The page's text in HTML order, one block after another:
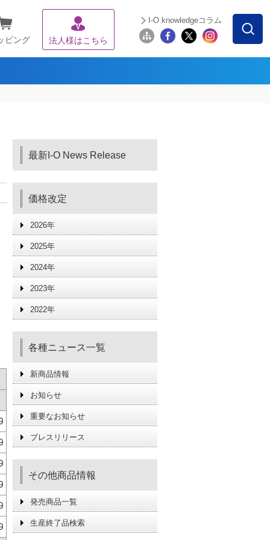
ピング 法人様はこちら
I-O knowledgeコラム
最新I-O News Release
価格改定
2026年
2025年
2024年
2023年
2022年
各種ニュース一覧
新商品情報
お知らせ
重要なお知らせ
プレスリリース
その他商品情報
発売商品一覧
生産終了品検索